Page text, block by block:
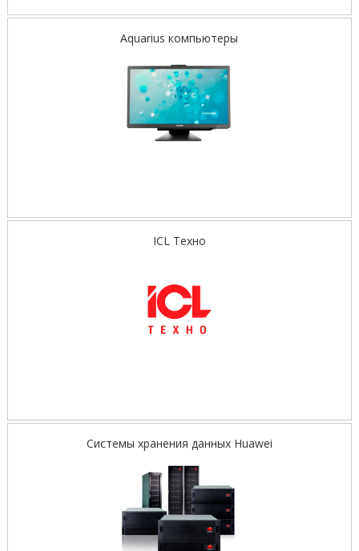
Aquarius компьютеры
ICL Техно
Системы хранения данных Huawei